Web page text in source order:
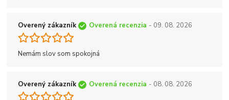
Overený zákazník Overená recenzia - 09. 08. 2026
Nemám slov som spokojná
Overený zákazník Overená recenzia - 08. 08. 2026